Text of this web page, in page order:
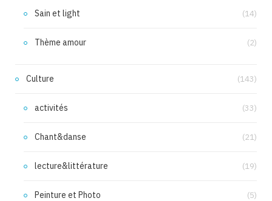
Sain et light (14)
Thème amour (2)
Culture (143)
activités (33)
Chant&danse (21)
lecture&littérature (19)
Peinture et Photo (5)